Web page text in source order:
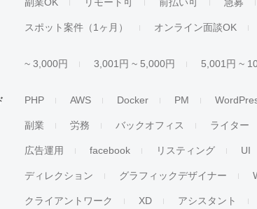
スポット案件（1ヶ月） オンライン面談OK
~ 3,000円 3,001円 ~ 5,000円 5,001円 ~
PHP AWS Docker PM
副業 労務 バックオフィス ライター
広告運用 facebook リスティング UI
ディレクション グラフィックデザイナー
クライアントワーク XD アシスタント